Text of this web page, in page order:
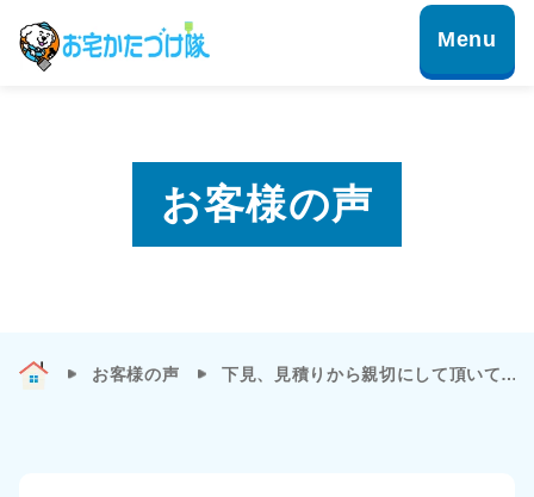
お客様の声
お客様の声 下見、見積りから親切にして頂いて…